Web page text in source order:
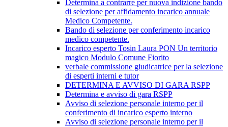
Determina a contrarre per nuova indizione bando
di selezione per affidamento incarico annuale
Medico Competente.
Bando di selezione per conferimento incarico
medico competente.
Incarico esperto Tosin Laura PON Un territorio
magico Modulo Comune Fiorito
verbale commissione giudicatrice per la selezione
di esperti interni e tutor
DETERMINA E AVVISO DI GARA RSPP
Determina e avviso di gara RSPP
Avviso di selezione personale interno per il
conferimento di incarico esperto interno
Avviso di selezione personale interno per il